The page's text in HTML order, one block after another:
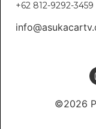
+62 812-9292-3459
©2026